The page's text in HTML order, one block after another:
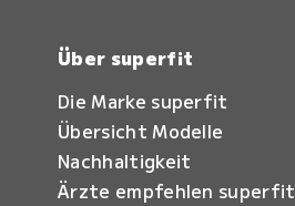
Über superfit
Die Marke superfit
Übersicht Modelle
Nachhaltigkeit
Ärzte empfehlen superfit